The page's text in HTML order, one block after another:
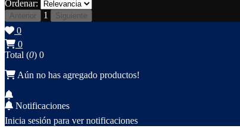
Ordenar:
Anterior 1 Siguiente
0
0
Total (0) 0
Aún no has agregado productos!
Notificaciones
Inicia sesión para ver notificaciones